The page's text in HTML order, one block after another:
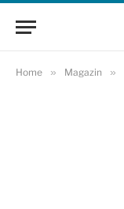
Home » Magazin »